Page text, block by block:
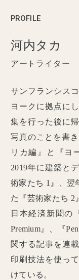
PROFILE
河内タカ
アートライター
サンフランシス
ヨークに拠点に
集を行った後に
写真のことを書
リカ編』と『ヨ
2019年に建築と
術家たち 1』、翌
た『芸術家たち 2
日本経済新聞の
Premium』、『
関する記事を連
印刷技法を使っ
けている。